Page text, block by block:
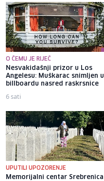
O ČEMU JE RIJEČ
Nesvakidašnji prizor u Los
Angelesu: Muškarac snimljen u
billboardu nasred raskrsnice
6 sati
UPUTILI UPOZORENJE
Memorijalni centar Srebrenica